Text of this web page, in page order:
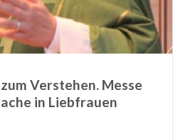
Verstehen. Messe
in Liebfrauen